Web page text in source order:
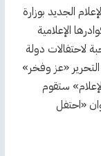
الجديد بوزارة
الإعلامية
لاحتفالات دولة
الـ 63 للعيد الوطني والـ 33 ليوم التحرير «عز وفخر»
ستقوم
«احتفل